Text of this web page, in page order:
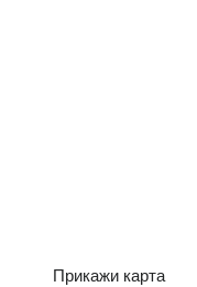
Прикажи карта